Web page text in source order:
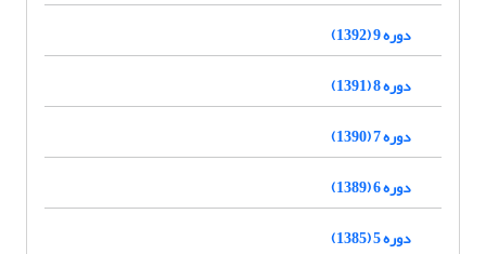
دوره 9 (1392)
دوره 8 (1391)
دوره 7 (1390)
دوره 6 (1389)
دوره 5 (1385)